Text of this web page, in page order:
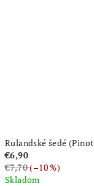
Rulandské šedé
€6,90
€7,70(–10 %)
Skladom